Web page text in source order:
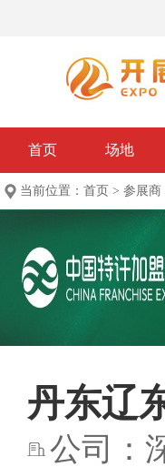
首页 场地
当前位置： 首页 > 参展商
丹东辽
公司：